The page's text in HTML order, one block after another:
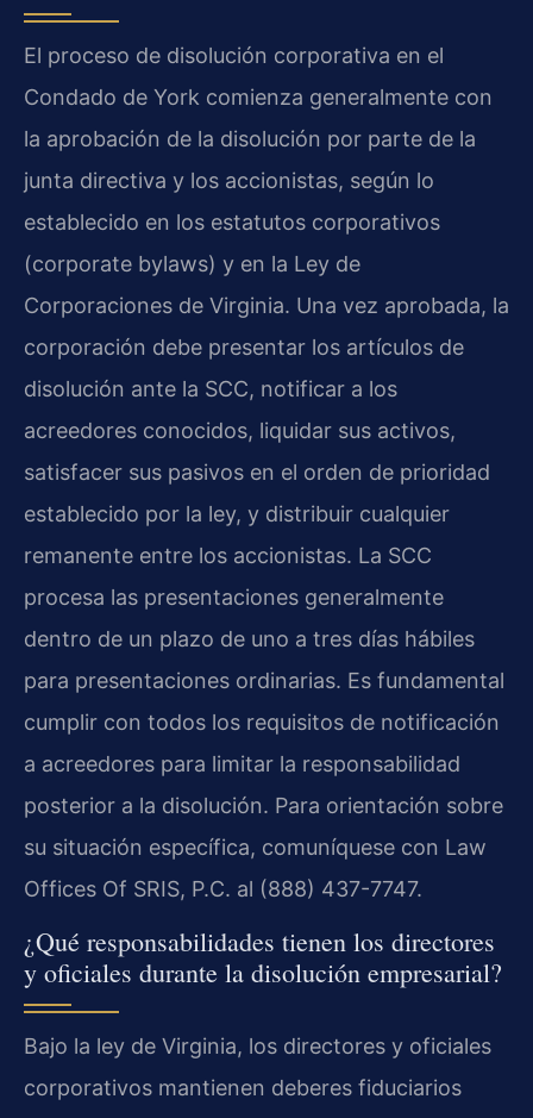
El proceso de disolución corporativa en el
Condado de York comienza generalmente con
la aprobación de la disolución por parte de la
junta directiva y los accionistas, según lo
establecido en los estatutos corporativos
(corporate bylaws) y en la Ley de
Corporaciones de Virginia. Una vez aprobada, la
corporación debe presentar los artículos de
disolución ante la SCC, notificar a los
acreedores conocidos, liquidar sus activos,
satisfacer sus pasivos en el orden de prioridad
establecido por la ley, y distribuir cualquier
remanente entre los accionistas. La SCC
procesa las presentaciones generalmente
dentro de un plazo de uno a tres días hábiles
para presentaciones ordinarias. Es fundamental
cumplir con todos los requisitos de notificación
a acreedores para limitar la responsabilidad
posterior a la disolución. Para orientación sobre
su situación específica, comuníquese con Law
Offices Of SRIS, P.C. al (888) 437-7747.
¿Qué responsabilidades tienen los directores
y oficiales durante la disolución empresarial?
Bajo la ley de Virginia, los directores y oficiales
corporativos mantienen deberes fiduciarios